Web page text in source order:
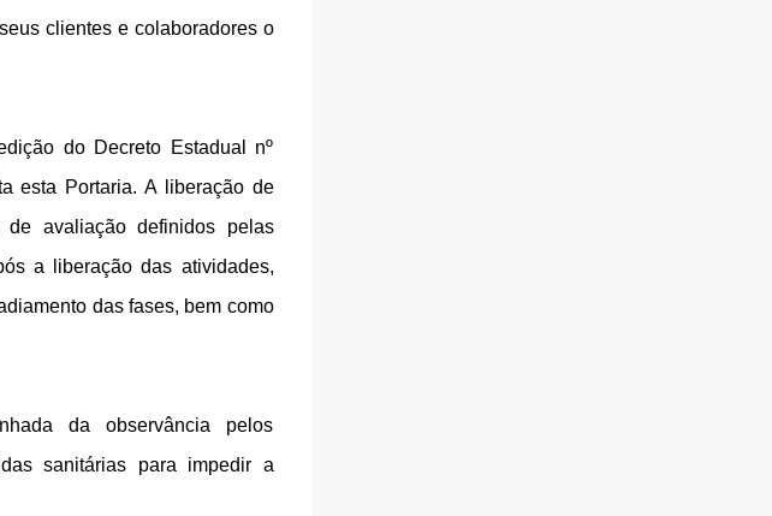
clientes e colaboradores o
do Decreto Estadual nº
esta Portaria. A liberação de
de avaliação definidos pelas
a liberação das atividades,
das fases, bem como
da observância pelos
sanitárias para impedir a